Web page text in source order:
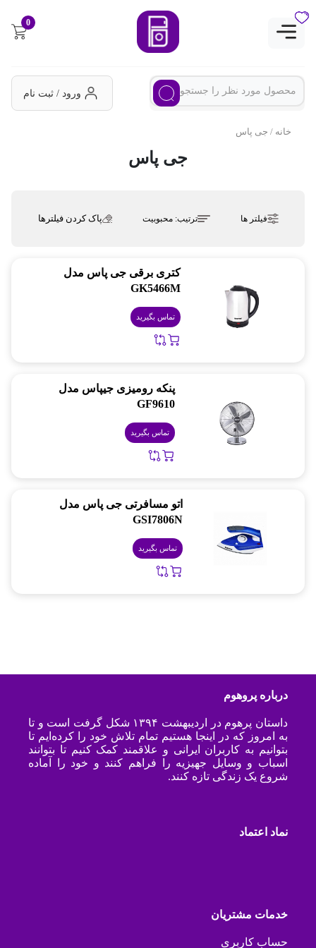
0
ورود / ثبت نام
خانه / جی پاس
جی پاس
فیلتر ها ترتیب:محبوبیت پاک کردن فیلترها
کتری برقی جی پاس مدل
GK5466M
تماس بگیرید
پنکه رومیزی جیپاس مدل
GF9610
تماس بگیرید
اتو مسافرتی جی پاس مدل
GSI7806N
تماس بگیرید
درباره پروهوم
داستان پرهوم در اردیبهشت ۱۳۹۴ شکل گرفت است و تا
به امروز که در اینجا هستیم تمام تلاش خود را کرده‌ایم تا
بتوانیم به کاربران ایرانی و علاقمند کمک کنیم تا بتوانند
اسباب و وسایل جهیزیه را فراهم کنند و خود را آماده
شروع یک زندگی تازه کنند.
نماد اعتماد
خدمات مشتریان
حساب کاربری